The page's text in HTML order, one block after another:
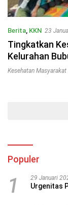
Berita, KKN 23
Tingkatkan
Kelurahan
Melakukan
Kesehatan
Populer
1 29 Januari
Urgenitas